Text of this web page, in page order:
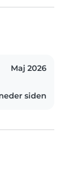
Maj 2026
siden